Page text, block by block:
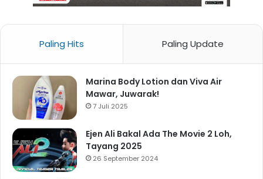
Paling Hits Paling Update
Marina Body Lotion dan Viva Air
Mawar, Juwarak!
7 Juli 2025
Ejen Ali Bakal Ada The Movie 2 Loh,
Tayang 2025
26 September 2024